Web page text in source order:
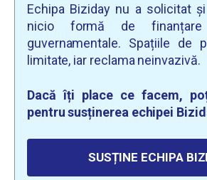
Echipa Biziday nu a solicitat
nicio formă de
guvernamentale. Spațiile de
limitate, iar reclama neinvazivă.
Dacă îți place ce facem,
pentru susținerea echipei
SUSȚINE ECHIPA